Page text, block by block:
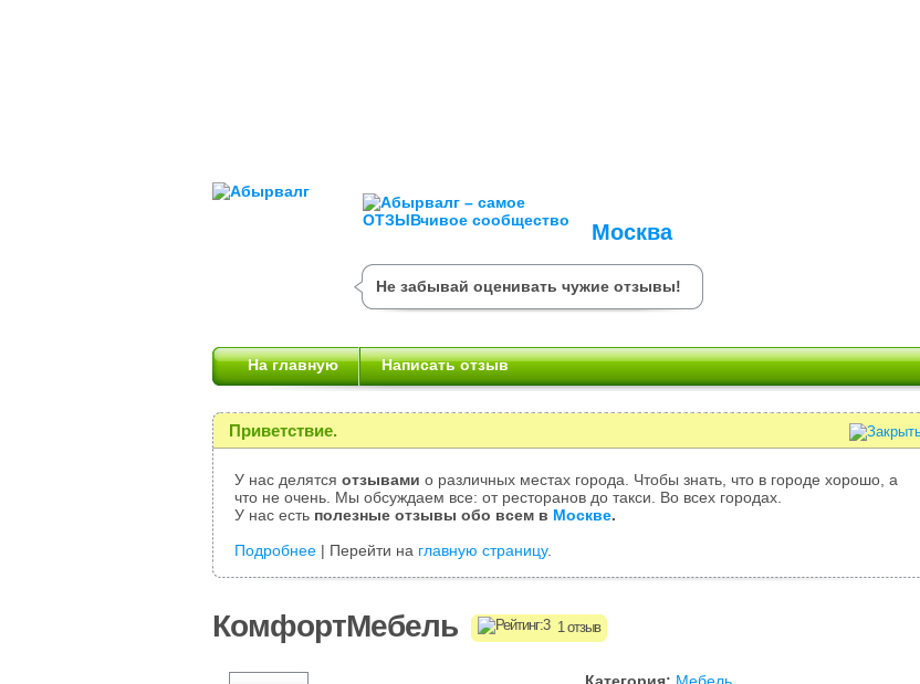
Москва
Не забывай оценивать чужие отзывы!
На главную Написать отзыв
Приветствие.
У нас делятся отзывами о различных местах города. Чтобы знать, что в городе хорошо, а
что не очень. Мы обсуждаем все: от ресторанов до такси. Во всех городах.
У нас есть полезные отзывы обо всем в Москве.
Подробнее | Перейти на главную страницу.
КомфортМебель 1 отзыв